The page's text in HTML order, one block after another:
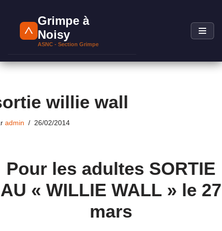
Aller
Grimpe à
Noisy
ASNC - Section Grimpe
willie wall
admin 26/02/2014
Pour les adultes SORTIE
AU « WILLIE WALL » le 27
mars